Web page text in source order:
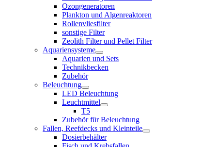
Ozongeneratoren
Plankton und Algenreaktoren
Rollenvliesfilter
sonstige Filter
Zeolith Filter und Pellet Filter
Aquariensysteme
Aquarien und Sets
Technikbecken
Zubehör
Beleuchtung
LED Beleuchtung
Leuchtmittel
T5
Zubehör für Beleuchtung
Fallen, Reefdecks und Kleinteile
Dosierbehälter